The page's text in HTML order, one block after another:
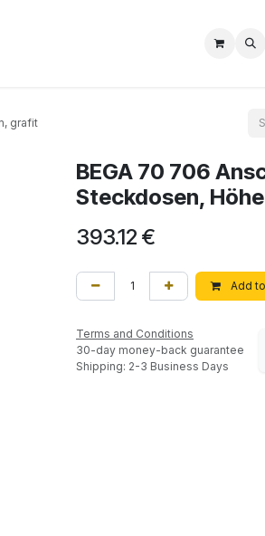
grafit
BEGA 70 706
Steckdosen,
393.12 €
Add
Terms and Conditions
30-day money-back guarantee
Shipping: 2-3 Business Days